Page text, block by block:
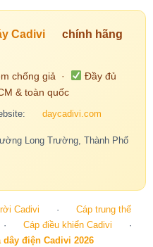
Cadivi
chính hãng
chống giả ·
Đầy đủ
& toàn quốc
daycadivi.com
Long Trường, Thành Phố
Cadivi ·
Cáp trung thế
· Cáp điều khiển Cadivi
·
dây điện Cadivi 2026